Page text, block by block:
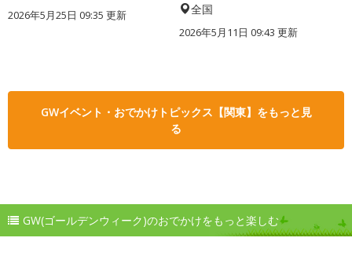
2026年5月25日 09:35 更新 全国
2026年5月11日 09:43 更新
GWイベント・おでかけトピックス【関東】をもっと見
る
GW(ゴールデンウィーク)のおでかけをもっと楽しむ